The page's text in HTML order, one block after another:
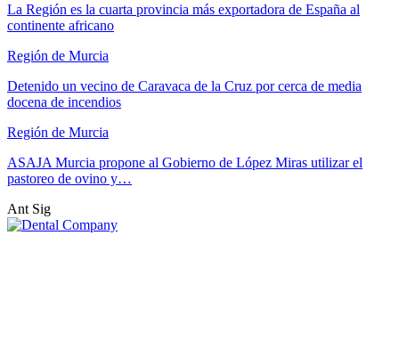
La Región es la cuarta provincia más exportadora de España al
continente africano
Región de Murcia
Detenido un vecino de Caravaca de la Cruz por cerca de media
docena de incendios
Región de Murcia
ASAJA Murcia propone al Gobierno de López Miras utilizar el
pastoreo de ovino y…
Ant Sig